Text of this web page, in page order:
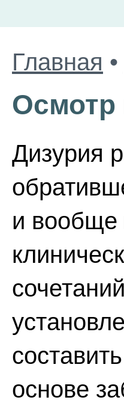
Главная •
Осмотр
Дизурия
и вообще
основе